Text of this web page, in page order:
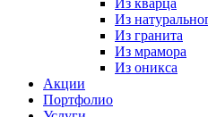
Из кварца
Из
Из гранита
Из мрамора
Из оникса
Акции
Портфолио